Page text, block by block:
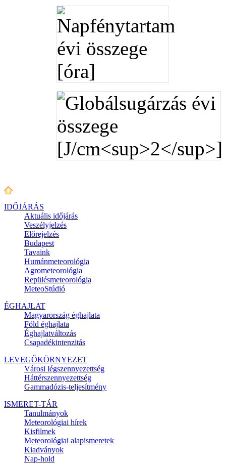
IDŐJÁRÁS
Aktuális időjárás
Veszélyjelzés
Előrejelzés
Budapest
Tavaink
Humánmeteorológia
Agrometeorológia
Repülésmeteorológia
MeteoStúdió
ÉGHAJLAT
Magyarország éghajlata
Föld éghajlata
Éghajlatváltozás
Csapadékintenzitás
LEVEGŐKÖRNYEZET
Városi légszennyezettség
Háttérszennyezettség
Gammadózis-teljesítmény
ISMERET-TÁR
Tanulmányok
Meteorológiai hírek
Kisfilmek
Meteorológiai alapismeretek
Kiadványok
Nap-hold